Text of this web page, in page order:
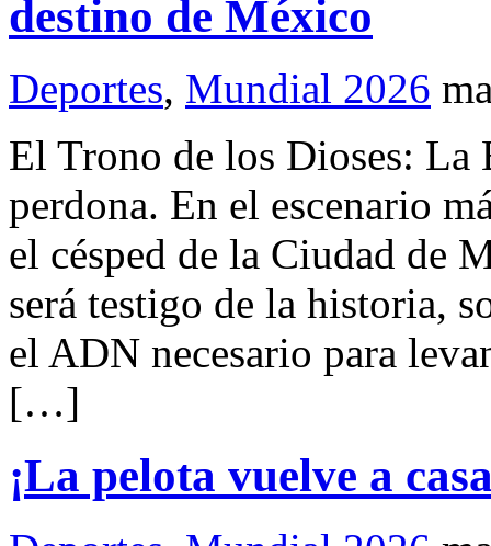
destino de México
Deportes, Mundial 2026
El Trono de los Dioses:
perdona. En el escenario
el césped de la Ciudad de
será testigo de la historia,
el ADN necesario para
[…]
¡La pelota vuelve a